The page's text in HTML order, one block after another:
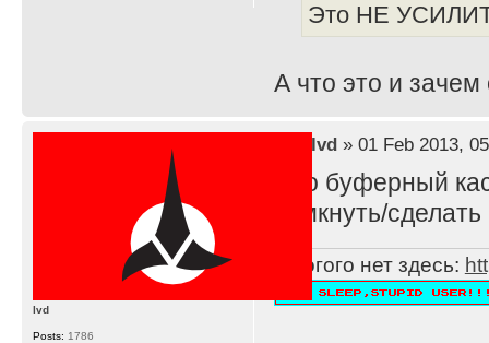
Это НЕ
А что это и
lvd» 01 Feb 2013,
Это буферный
замкнуть/
Многого нет здесь:
lvd
Posts: 1786